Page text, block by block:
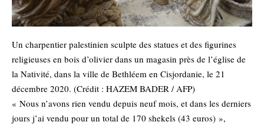
Un charpentier palestinien sculpte des statues et des figurines
religieuses en bois d’olivier dans un magasin près de l’église de
la Nativité, dans la ville de Bethléem en Cisjordanie, le 21
décembre 2020. (Crédit : HAZEM BADER / AFP)
« Nous n’avons rien vendu depuis neuf mois, et dans les derniers
jours j’ai vendu pour un total de 170 shekels (43 euros) »,